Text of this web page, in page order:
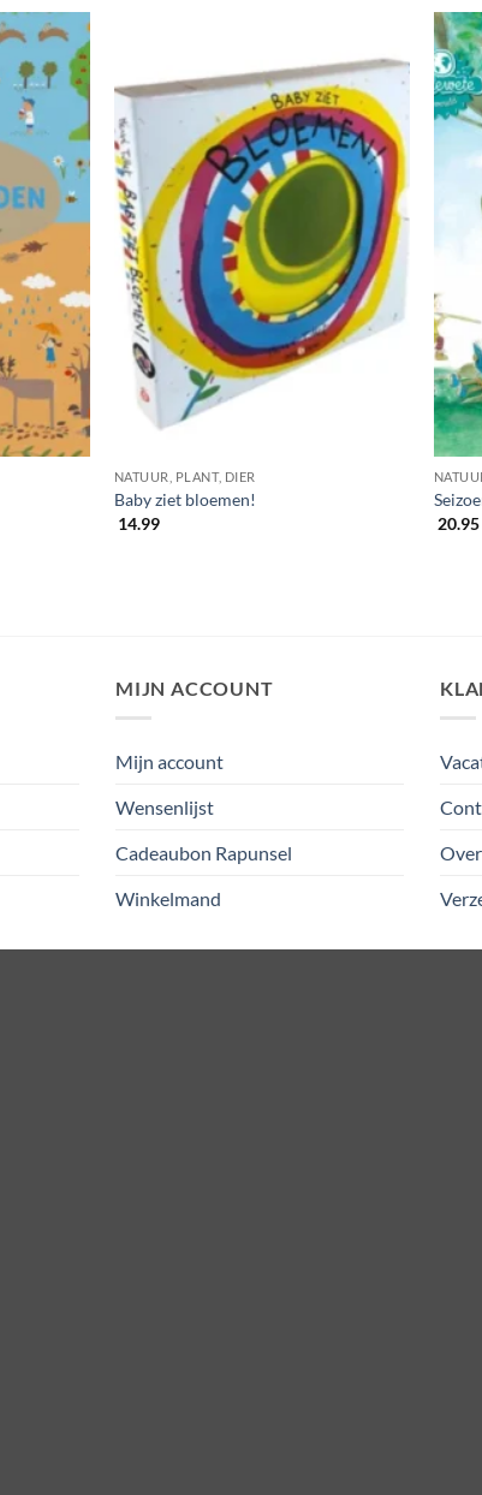
NATUUR, PLANT, DIER
Baby ziet bloemen!
14.99
20.95
MIJN ACCOUNT
Mijn account
Wensenlijst
Cadeaubon Rapunsel
Winkelmand